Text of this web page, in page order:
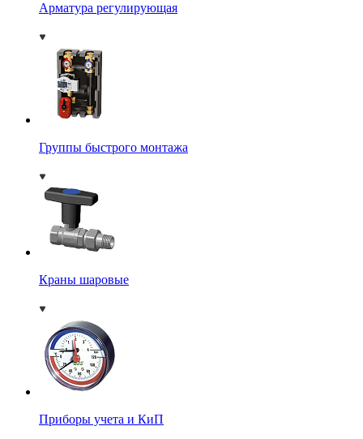
Арматура регулирующая
Группы быстрого монтажа
Краны шаровые
Приборы учета и КиП